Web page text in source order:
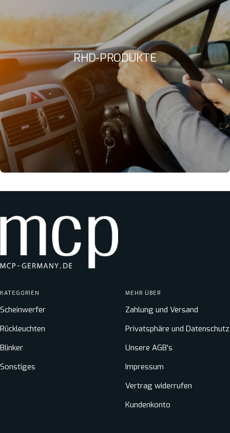
RHD-PRODUKTE
KATEGORIEN
Scheinwerfer
Rückleuchten
Blinker
Sonstiges
MEHR ÜBER
Zahlung und Versand
Privatsphäre und Datenschutz
Unsere AGB's
Impressum
Vertrag widerrufen
Kundenkonto